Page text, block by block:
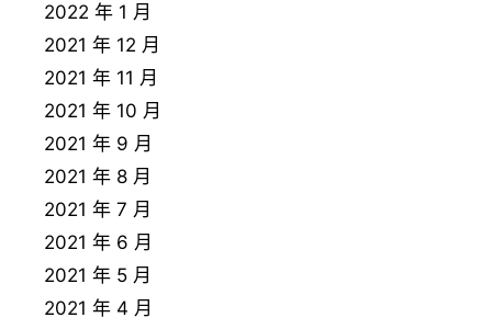
2022 年 1 月
2021 年 12 月
2021 年 11 月
2021 年 10 月
2021 年 9 月
2021 年 8 月
2021 年 7 月
2021 年 6 月
2021 年 5 月
2021 年 4 月